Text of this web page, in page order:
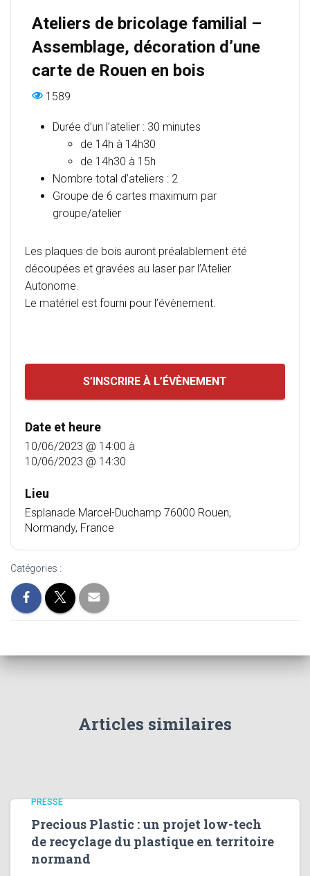
Ateliers de bricolage familial –
Assemblage, décoration d’une
carte de Rouen en bois
1589
Durée d’un l’atelier : 30 minutes
de 14h à 14h30
de 14h30 à 15h
Nombre total d’ateliers : 2
Groupe de 6 cartes maximum par
groupe/atelier
Les plaques de bois auront préalablement été
découpées et gravées au laser par l’Atelier
Autonome.
Le matériel est fourni pour l’évènement.
S’INSCRIRE À L’ÉVÈNEMENT
Date et heure
10/06/2023 @ 14:00 à
10/06/2023 @ 14:30
Lieu
Esplanade Marcel-Duchamp 76000 Rouen,
Normandy, France
Catégories :
Articles similaires
PRESSE
Precious Plastic : un projet low-tech
de recyclage du plastique en territoire
normand